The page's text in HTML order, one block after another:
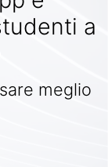
a
meglio